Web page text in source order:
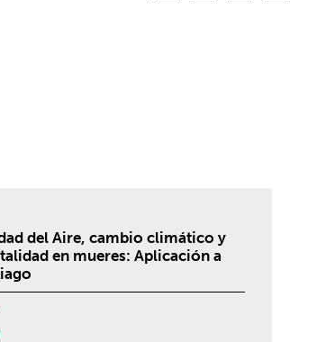
del Aire, cambio climático y
en mueres: Aplicación a